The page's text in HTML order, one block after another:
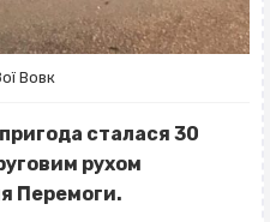
Вовк
сталася 30
рухом
Перемоги.